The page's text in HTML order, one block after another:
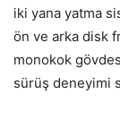
iki yana yatma
ön ve arka disk
monokok
sürüş deneyimi